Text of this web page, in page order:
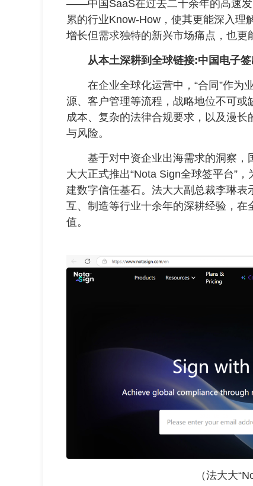
——中国SaaS在过去二十余年的高速
累的行业Know-How，使其更能深入理
增长但需求独特的新兴市场痛点，也更
从本土深耕到全球链接:中国电子
在企业全球化运营中，“合同”作为
源、客户管理等流程，战略地位不可
成本、复杂的法律合规要求，以及漫
与风险。
基于对中资企业出海需求的洞察，
大大正式推出“Nota Sign全球签平台”
建数字信任基石。法大大副总裁李琳
互、制造等行业十余年的深耕经验，
值。
（法大大